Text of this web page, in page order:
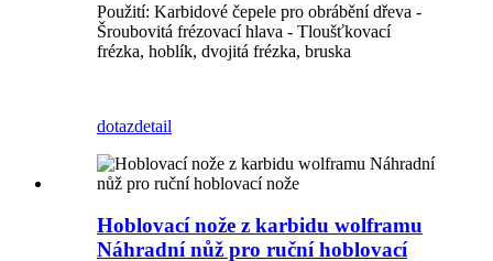
Použití: Karbidové čepele pro obrábění dřeva -
Šroubovitá frézovací hlava - Tloušťkovací
frézka, hoblík, dvojitá frézka, bruska
dotazdetail
Hoblovací nože z karbidu wolframu
Náhradní nůž pro ruční hoblovací